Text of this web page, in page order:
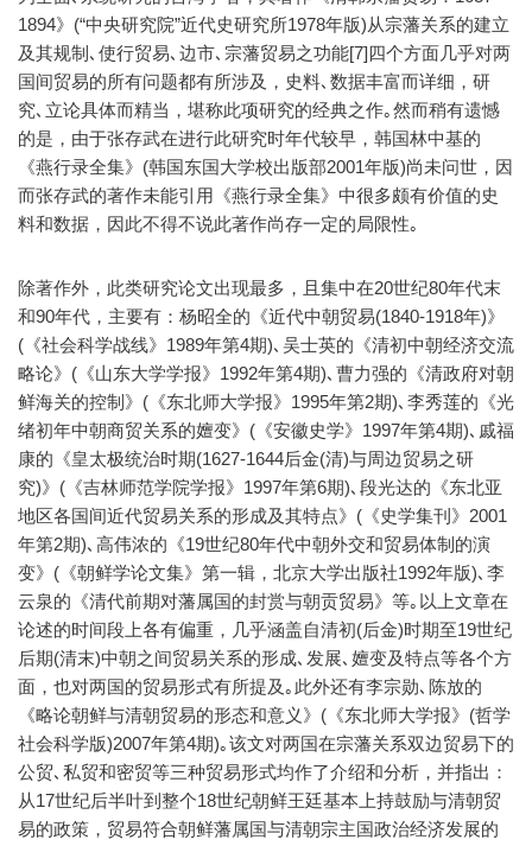
1894》(“中央研究院”近代史研究所1978年版)从宗藩关系的建立
及其规制､使行贸易､边市､宗藩贸易之功能[7]四个方面几乎对两
国间贸易的所有问题都有所涉及，史料､数据丰富而详细，研
究､立论具体而精当，堪称此项研究的经典之作｡然而稍有遗憾
的是，由于张存武在进行此研究时年代较早，韩国林中基的
《燕行录全集》(韩国东国大学校出版部2001年版)尚未问世，因
而张存武的著作未能引用《燕行录全集》中很多颇有价值的史
料和数据，因此不得不说此著作尚存一定的局限性｡
除著作外，此类研究论文出现最多，且集中在20世纪80年代末
和90年代，主要有：杨昭全的《近代中朝贸易(1840-1918年)》
(《社会科学战线》1989年第4期)､吴士英的《清初中朝经济交流
略论》(《山东大学学报》1992年第4期)､曹力强的《清政府对朝
鲜海关的控制》(《东北师大学报》1995年第2期)､李秀莲的《光
绪初年中朝商贸关系的嬗变》(《安徽史学》1997年第4期)､戚福
康的《皇太极统治时期(1627-1644后金(清)与周边贸易之研
究)》(《吉林师范学院学报》1997年第6期)､段光达的《东北亚
地区各国间近代贸易关系的形成及其特点》(《史学集刊》2001
年第2期)､高伟浓的《19世纪80年代中朝外交和贸易体制的演
变》(《朝鲜学论文集》第一辑，北京大学出版社1992年版)､李
云泉的《清代前期对藩属国的封赏与朝贡贸易》等｡以上文章在
论述的时间段上各有偏重，几乎涵盖自清初(后金)时期至19世纪
后期(清末)中朝之间贸易关系的形成､发展､嬗变及特点等各个方
面，也对两国的贸易形式有所提及｡此外还有李宗勋､陈放的
《略论朝鲜与清朝贸易的形态和意义》(《东北师大学报》(哲学
社会科学版)2007年第4期)｡该文对两国在宗藩关系双边贸易下的
公贸､私贸和密贸等三种贸易形式均作了介绍和分析，并指出：
从17世纪后半叶到整个18世纪朝鲜王廷基本上持鼓励与清朝贸
易的政策，贸易符合朝鲜藩属国与清朝宗主国政治经济发展的